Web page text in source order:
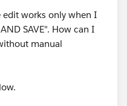
works only when I
SAVE". How can I
manual